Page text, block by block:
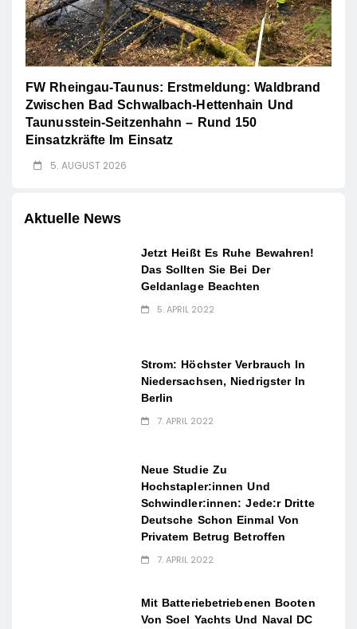
FW Rheingau-Taunus: Erstmeldung: Waldbrand
Zwischen Bad Schwalbach-Hettenhain Und
Taunusstein-Seitzenhahn – Rund 150
Einsatzkräfte Im Einsatz
5. AUGUST 2026
Aktuelle News
Jetzt Heißt Es Ruhe Bewahren!
Das Sollten Sie Bei Der
Geldanlage Beachten
5. APRIL 2022
Strom: Höchster Verbrauch In
Niedersachsen, Niedrigster In
Berlin
7. APRIL 2022
Neue Studie Zu
Hochstapler:innen Und
Schwindler:innen: Jede:r Dritte
Deutsche Schon Einmal Von
Privatem Betrug Betroffen
7. APRIL 2022
Mit Batteriebetriebenen Booten
Von Soel Yachts Und Naval DC